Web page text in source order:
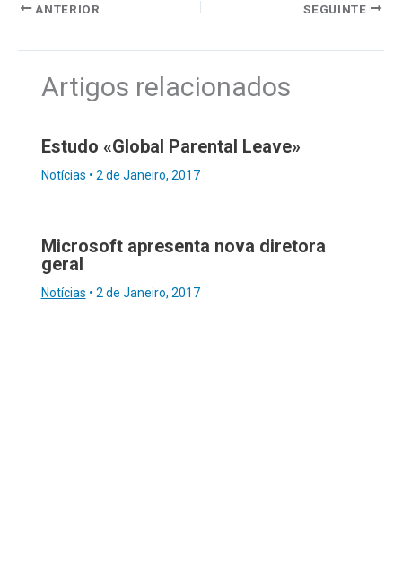
ANTERIOR SEGUINTE
Artigos relacionados
Estudo «Global Parental Leave»
Notícias • 2 de Janeiro, 2017
Microsoft apresenta nova diretora
geral
Notícias • 2 de Janeiro, 2017